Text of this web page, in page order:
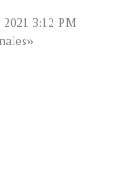
3:12 PM